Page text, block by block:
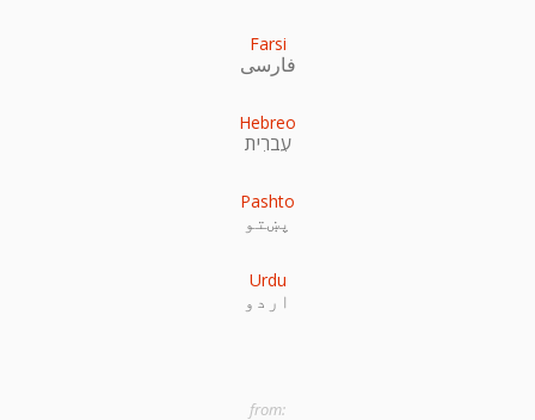
Farsi
فارسی
Hebreo
עִברִית
Pashto
پښتو
Urdu
اردو